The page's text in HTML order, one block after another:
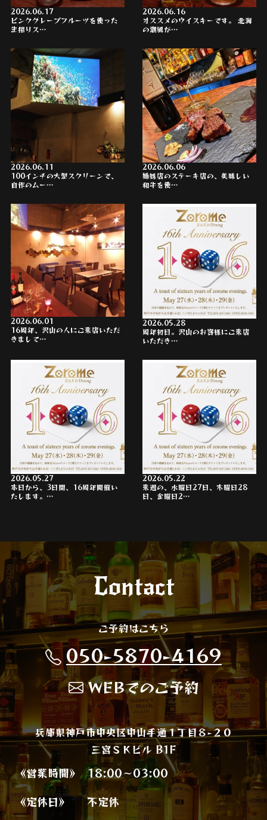
2026.06.17
ピンクグレープフルーツを使った
生搾りス…
2026.06.16
オススメのウイスキーです。 北海
の潮風が…
2026.06.11
100インチの大型スクリーンで、
自作のムー…
2026.06.06
姉妹店のステーキ店の、美味しい
和牛を使…
2026.06.01
16周年、沢山の人にご来店いただ
きまして…
2026.05.28
周年初日。沢山のお客様にご来店
いただき…
2026.05.27
本日から、3日間、16周年開催い
たします。…
2026.05.22
来週の、水曜日27日、木曜日28
日、金曜日2…
Contact
ご予約はこちら
050-5870-4169
WEBでのご予約
兵庫県神戸市中央区中山手通１丁目８−２０
三宮ＳＫビル B1F
《営業時間》
18:00～03:00
《定休日》
不定休